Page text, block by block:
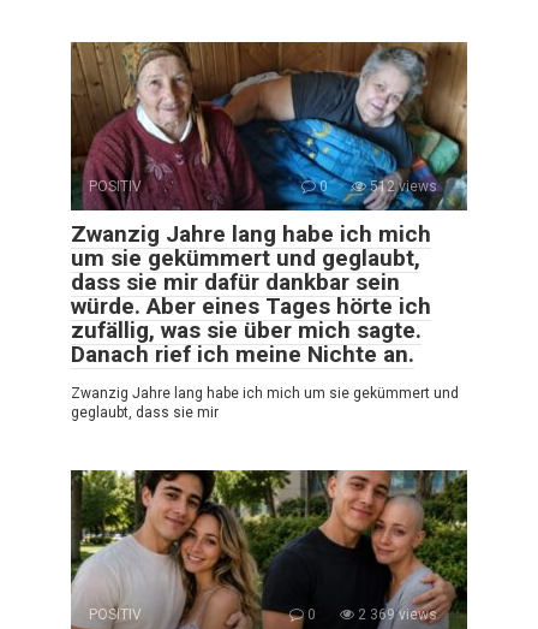
POSITIV 0 512 views
Zwanzig Jahre lang habe ich mich
um sie gekümmert und geglaubt,
dass sie mir dafür dankbar sein
würde. Aber eines Tages hörte ich
zufällig, was sie über mich sagte.
Danach rief ich meine Nichte an.
Zwanzig Jahre lang habe ich mich um sie gekümmert und
geglaubt, dass sie mir
POSITIV 0 2 369 views